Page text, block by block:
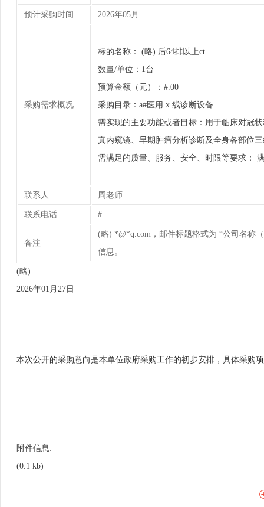
预计采购时间 2026年05月
采购需求概况
标的名称： (略) 后64排以上ct
数量/单位：1台
预算金额（元）：#.00
采购目录：a#医用 x 线诊断设备
需实现的主要功能或者目标：用于临床对冠
真内窥镜、早期肿瘤分析诊断及全身各部位
需满足的质量、服务、安全、时限等要求：
联系人 周老师
联系电话 #
备注
(略) *@*q.com，邮件标题格式为 “公司名称
信息。
(略)
2026年01月27日
本次公开的采购意向是本单位政府采购工作的初步安排，具体采购
附件信息:
(0.1 kb)